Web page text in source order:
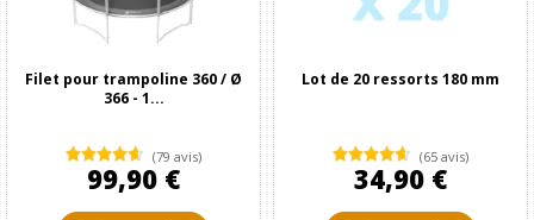
Filet pour trampoline 360 / Ø
366 - 1...
(79 avis)
99,90 €
Lot de 20 ressorts 180 mm
(65 avis)
34,90 €